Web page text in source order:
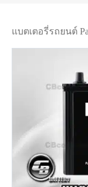
แบตเตอรี่รถยนต์